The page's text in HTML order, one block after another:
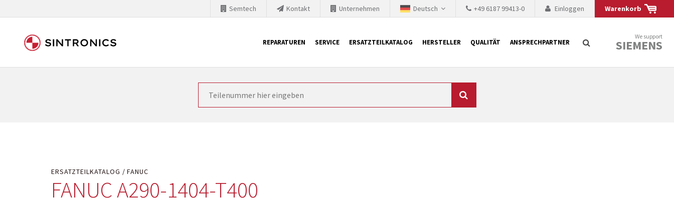
Warenkorb
Einloggen
+49 6187 99413-0
Deutsch
Unternehmen
Kontakt
Semtech
REPARATUREN SERVICE ERSATZTEILKATALOG HERSTELLER QUALITÄT ANSPRECHPARTNER
We support
SIEMENS
Unsere Zusammenarbeit mit Siemens
ERSATZTEILKATALOG FANUC
FANUC A290-1404-T400